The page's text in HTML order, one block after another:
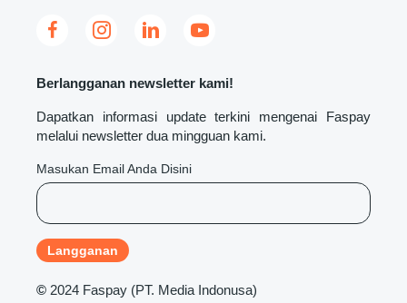
Berlangganan newsletter kami!
Dapatkan informasi update terkini mengenai Faspay
melalui newsletter dua mingguan kami.
Masukan Email Anda Disini
© 2024 Faspay (PT. Media Indonusa)